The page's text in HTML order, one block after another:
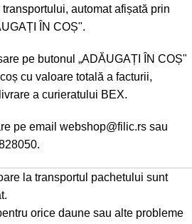
automat afișată prin
ÎN COȘ".
pe butonul „ADĂUGAȚI ÎN COȘ"
cu valoare totală a facturii,
a curieratului BEX.
pe email webshop@filic.rs sau
.
la transportul pachetului sunt
orice daune sau alte probleme